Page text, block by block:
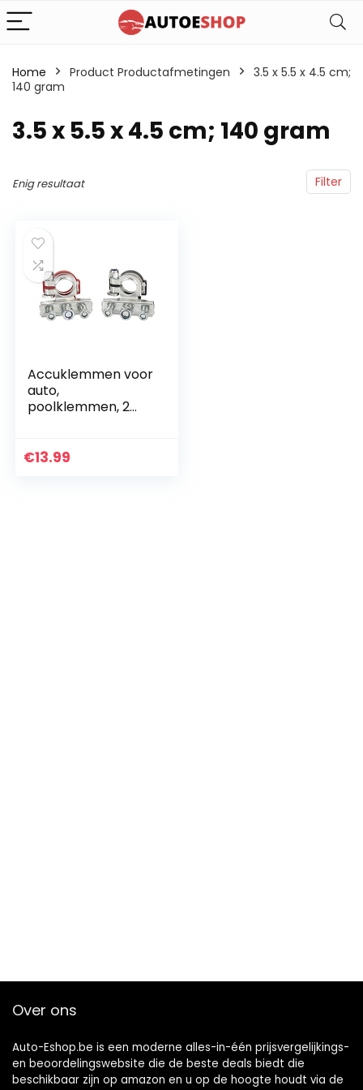
Home Product Productafmetingen
‎3.5 x 5.5 x 4.5 cm;
140 gram
‎3.5 x 5.5 x 4.5 cm; 140 gram
Filter
Enig resultaat
Accuklemmen voor
auto,
poolklemmen, 2
€13.99
Over ons
Auto-Eshop.be is een moderne alles-in-één prijsvergelijkings-
en beoordelingswebsite die de beste deals biedt die
beschikbaar zijn op amazon en u op de hoogte houdt via de